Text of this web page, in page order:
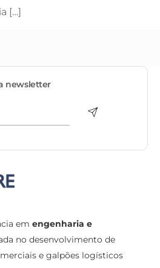
[…]
em engenharia e
no desenvolvimento de
e galpões logísticos
newsletter